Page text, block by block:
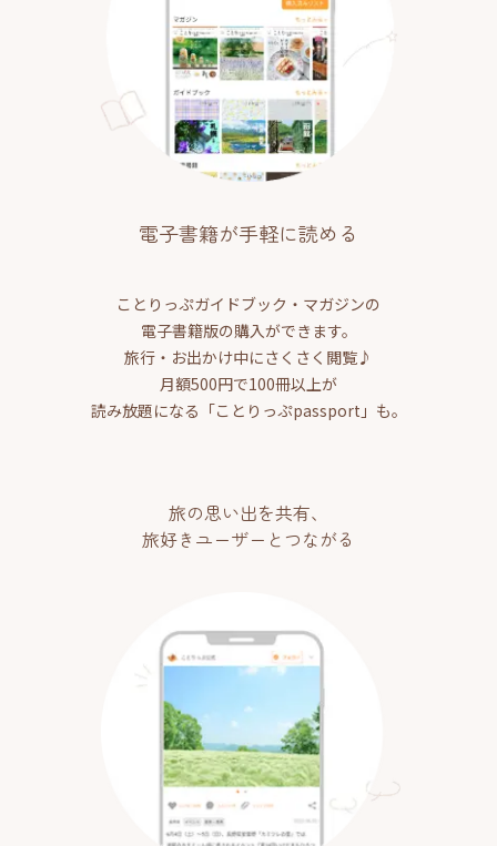
電子書籍が手軽に読める
ことりっぷガイドブック・マガジンの
電子書籍版の購入ができます。
旅行・お出かけ中にさくさく閲覧♪
月額500円で100冊以上が
読み放題になる「ことりっぷpassport」も。
旅の思い出を共有、
旅好きユーザーとつながる